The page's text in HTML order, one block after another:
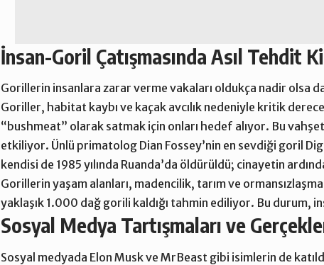
İnsan-Goril Çatışmasında Asıl Tehdit
Gorillerin insanlara zarar verme vakaları oldukça nadir olsa
Goriller, habitat kaybı ve kaçak avcılık nedeniyle kritik
“bushmeat” olarak satmak için onları hedef alıyor. Bu
etkiliyor. Ünlü primatolog Dian Fossey’nin en sevdiği goril
kendisi de 1985 yılında Ruanda’da öldürüldü; cinayetin
Gorillerin yaşam alanları, madencilik, tarım ve
yaklaşık 1.000 dağ gorili kaldığı tahmin ediliyor. Bu durum,
Sosyal Medya Tartışmaları ve
Sosyal medyada Elon Musk ve MrBeast gibi isimlerin de